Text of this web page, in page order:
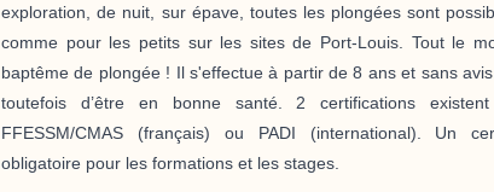
exploration, de nuit, sur épave, toutes les plongées sont
comme pour les petits sur les sites de Port-Louis. Tout le
baptême de plongée ! Il s'effectue à partir de 8 ans et sans
toutefois d’être en bonne santé. 2 certifications
FFESSM/CMAS (français) ou PADI (international). Un
obligatoire pour les formations et les stages.